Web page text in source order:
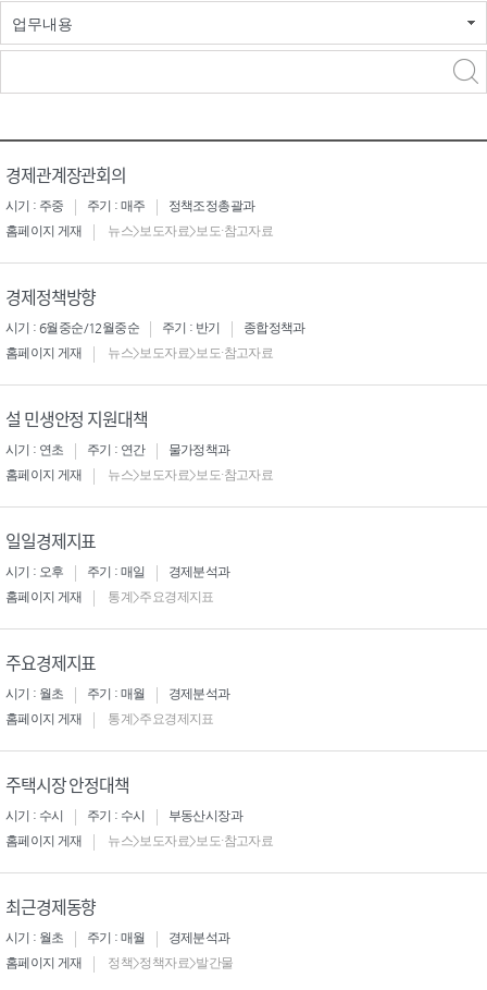
업무내용
경제관계장관회의
시기 : 주중 주기 : 매주
정책조정총괄과
홈페이지 게재
뉴스>보도자료>보도·참고자료
경제정책방향
시기 : 6월중순/12월중순 주기 : 반기
종합정책과
홈페이지 게재
뉴스>보도자료>보도·참고자료
설 민생안정 지원대책
시기 : 연초 주기 : 연간
물가정책과
홈페이지 게재
뉴스>보도자료>보도·참고자료
일일경제지표
시기 : 오후 주기 : 매일
경제분석과
홈페이지 게재
통계>주요경제지표
주요경제지표
시기 : 월초 주기 : 매월
경제분석과
홈페이지 게재
통계>주요경제지표
주택시장 안정대책
시기 : 수시 주기 : 수시
부동산시장과
홈페이지 게재
뉴스>보도자료>보도·참고자료
최근경제동향
시기 : 월초 주기 : 매월
경제분석과
홈페이지 게재
정책>정책자료>발간물